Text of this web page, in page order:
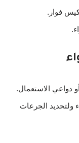
فوار.
دواعي الاستعمال.
ولتحديد الجرعات